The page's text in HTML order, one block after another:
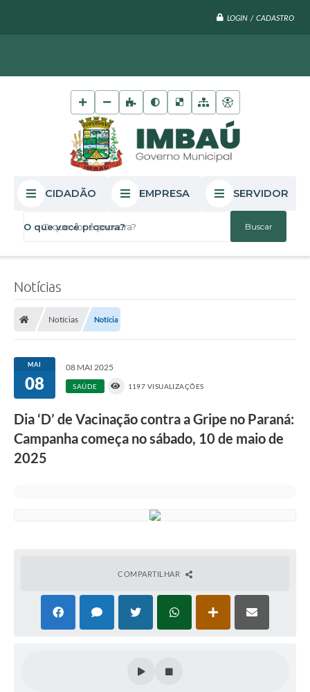
LOGIN / CADASTRO
O que você procura?
CIDADÃO EMPRESA SERVIDOR
Notícias
Notícias Notícia
MAI
08
08 MAI 2025
SAÚDE 1197 VISUALIZAÇÕES
Dia ‘D’ de Vacinação contra a Gripe no Paraná:
Campanha começa no sábado, 10 de maio de
2025
COMPARTILHAR